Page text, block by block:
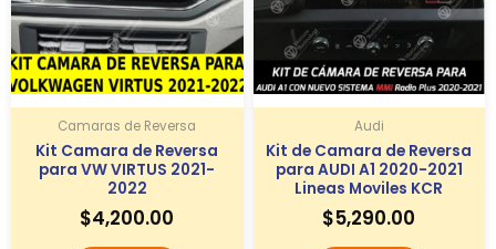
Camaras de Reversa
Kit Camara de Reversa
para VW VIRTUS 2021-
2022
$4,200.00
Audi
Kit de Camara de Reversa
para AUDI A1 2020-2021
Lineas Moviles KCR
$5,290.00